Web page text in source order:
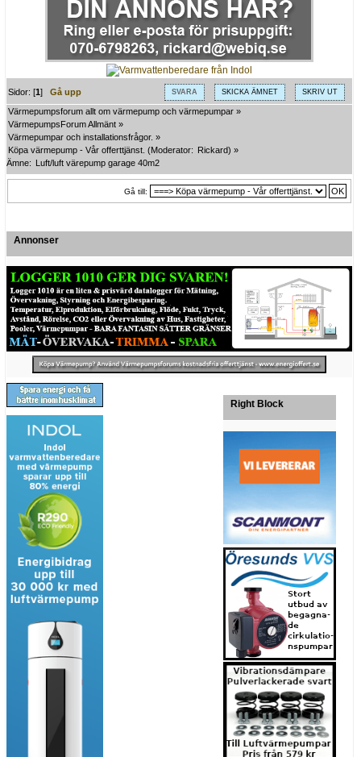
SVARA SKICKA ÄMNET SKRIV UT
Sidor: [1]Gå upp
Värmepumpsforum allt om värmepump och värmepumpar »
VärmepumpsForum Allmänt »
Värmepumpar och installationsfrågor. »
Köpa värmepump - Vår offerttjänst. (Moderator: Rickard) »
Ämne: Luft/luft värepump garage 40m2
Gå till:
Annonser
Right Block